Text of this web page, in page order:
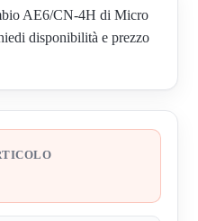
AE6/CN-4H di Micro
disponibilità e prezzo